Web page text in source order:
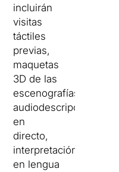
incluirán
visitas
táctiles
previas,
maquetas
3D de las
escenografías,
audiodescripción
en
directo,
interpretación
en lengua